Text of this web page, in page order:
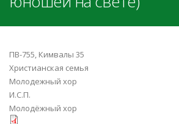
ПВ-755, Кимвалы 35
Христианская семья
Молодежный хор
И.С.П.
Молодёжный хор